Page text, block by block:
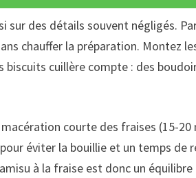
sur des détails souvent négligés.
chauffer la préparation. Montez
biscuits cuillère compte : des
courte des fraises (15-
éviter la bouillie et un temps de
à la fraise est donc un